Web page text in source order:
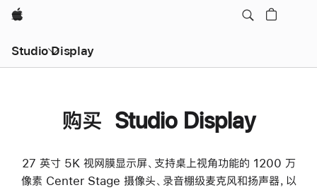
Apple
Studio Display
购买 Studio Display
27 英寸 5K 视网膜显示屏、支持桌上视角功能的 1200 万
像素 Center Stage 摄像头、录音棚级麦克风和扬声器，以